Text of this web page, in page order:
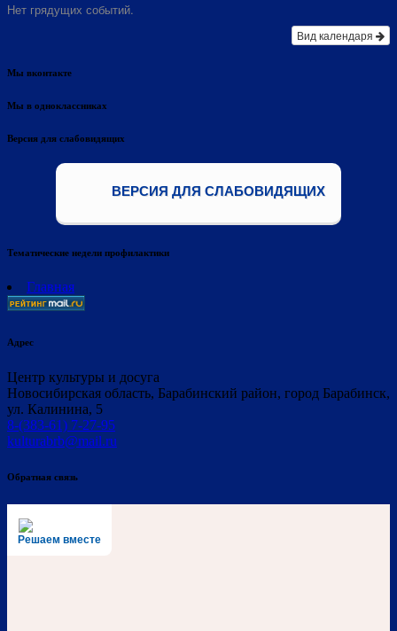
Нет грядущих событий.
Вид календаря
Мы вконтакте
Мы в одноклассниках
Версия для слабовидящих
ВЕРСИЯ ДЛЯ СЛАБОВИДЯЩИХ
Тематические недели профилактики
Главная
Адрес
Центр культуры и досуга
Новосибирская область, Барабинский район, город Барабинск,
ул. Калинина, 5
8-(383-61) 7-27-95
kulturabrb@mail.ru
Обратная связь
Решаем вместе